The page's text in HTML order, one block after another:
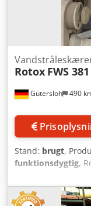
Gütersloh 490
Rotox FWS 381
Stand: brugt,
funktionsdygtig,